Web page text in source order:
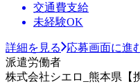
交通費支給
未経験OK
詳細を見る
応募画面に進
派遣労働者
株式会社シエロ_熊本県【